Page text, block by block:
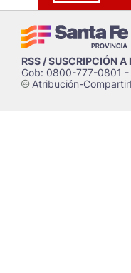
RSS / SUSCRIPCIÓN
Gob: 0800-777-0801 -
cAtribución-